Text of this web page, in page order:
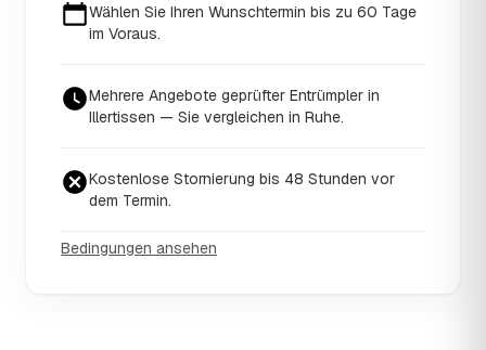
Wählen Sie Ihren Wunschtermin bis zu 60 Tage
im Voraus.
Mehrere Angebote geprüfter Entrümpler in
Illertissen — Sie vergleichen in Ruhe.
Kostenlose Stornierung bis 48 Stunden vor
dem Termin.
Bedingungen ansehen